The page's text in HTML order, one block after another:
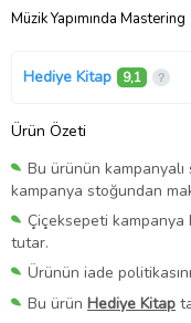
Müzik Yapımında Mastering
Hediye Kitap 9,1
Ürün Özeti
Bu ürünün kampanyalı
kampanya stoğundan
Çiçeksepeti kampanya
tutar.
Ürünün iade
Bu ürün Hediye Kitap